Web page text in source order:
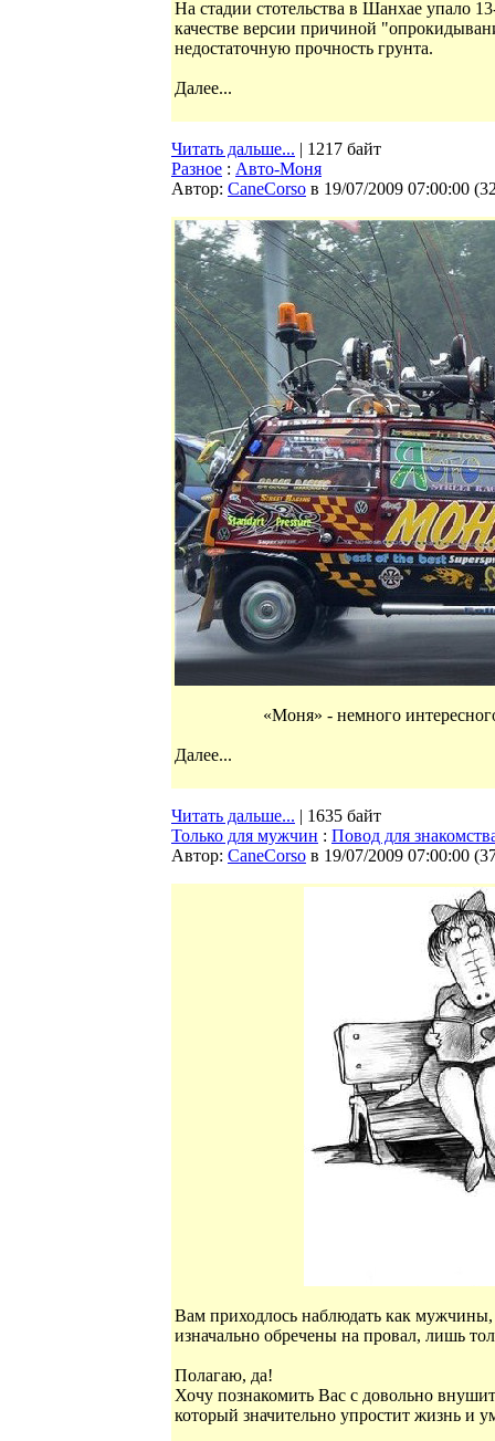
На стадии стотельства в Шанхае упало
качестве версии причиной
недостаточную прочность грунта.
Далее...
Читать дальше... | 1217 байт
Разное : Авто-Моня
Автор: CaneCorso в 19/07/2009 07:00:00 (
«Моня» - немного
Далее...
Читать дальше... | 1635 байт
Только для мужчин : Повод для
Автор: CaneCorso в 19/07/2009 07:00:00 (
Вам приходлось наблюдать как
изначально обречены на провал, лишь
Полагаю, да!
Хочу познакомить Вас с довольно
который значительно упростит жизнь и